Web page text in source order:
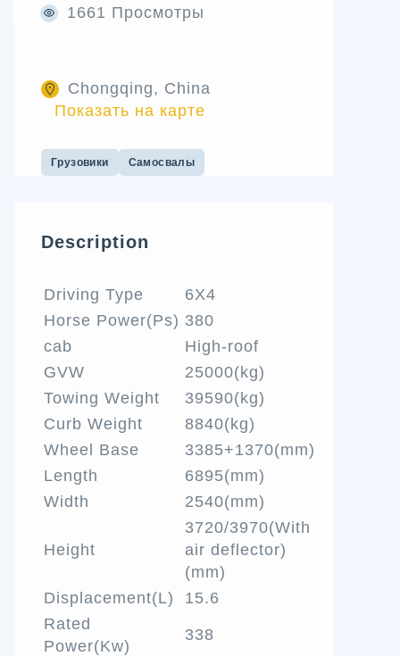
1661 Просмотры
Chongqing, China
Показать на карте
Грузовики Самосвалы
Description
Driving Type
6X4
Horse Power(Ps) 380
cab
High-roof
GVW
25000(kg)
Towing Weight
39590(kg)
Curb Weight
8840(kg)
Wheel Base
3385+1370(mm)
Length
6895(mm)
Width
2540(mm)
Height
3720/3970(With
air deflector)
(mm)
Displacement(L)
15.6
Rated
Power(Kw)
338